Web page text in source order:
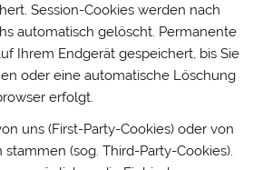
Session-Cookies werden nach
automatisch gelöscht. Permanente
Ihrem Endgerät gespeichert, bis Sie
oder eine automatische Löschung
erfolgt.
uns (First-Party-Cookies) oder von
(sog. Third-Party-Cookies).